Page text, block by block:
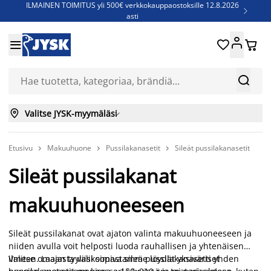
ILMAINEN TOIMITUS yli 500€ verkkokauppaostoksille 12.8.2026
asti

Jenkkisänkyjä - Säästä jopa 60%


 
 Valitse JYSK-myymäläsi
Etusivu  Makuuhuone  Pussilakanasetit  Sileät pussilakanasetit
Sileät pussilakanat
makuuhuoneeseen
Sileät pussilakanat ovat ajaton valinta makuuhuoneeseen ja
niiden avulla voit helposti luoda rauhallisen ja yhtenäisen
ilmeen. Laajasta valikoimastamme löydät yksiväriset
Valitse omaan tyyliisi sopiva sileä pussilakanasetti yhden